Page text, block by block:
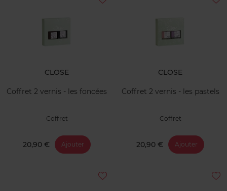
CLOSE
Coffret 2 vernis - les foncées
Coffret
20,90 € Ajouter
CLOSE
Coffret 2 vernis - les pastels
Coffret
20,90 € Ajouter